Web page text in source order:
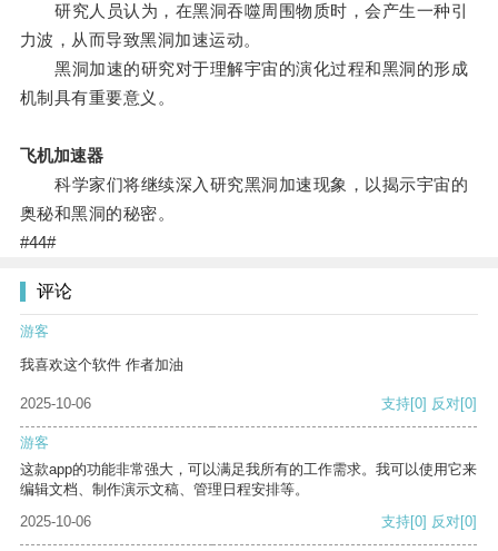
研究人员认为，在黑洞吞噬周围物质时，会产生一种引
力波，从而导致黑洞加速运动。
黑洞加速的研究对于理解宇宙的演化过程和黑洞的形成
机制具有重要意义。
飞机加速器
科学家们将继续深入研究黑洞加速现象，以揭示宇宙的
奥秘和黑洞的秘密。
#44#
评论
游客
我喜欢这个软件 作者加油
2025-10-06 支持[0] 反对[0]
游客
这款app的功能非常强大，可以满足我所有的工作需求。我可以使用它来
编辑文档、制作演示文稿、管理日程安排等。
2025-10-06
支持[0] 反对[0]